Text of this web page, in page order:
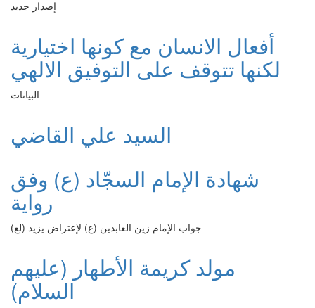
إصدار جديد
أفعال الانسان مع كونها اختيارية
لكنها تتوقف على التوفيق الالهي
البيانات
السيد علي القاضي
شهادة الإمام السجّاد (ع) وفق
رواية
جواب الإمام زين العابدين (ع) لإعتراض يزيد (لع)
مولد كريمة الأطهار (عليهم
السلام)